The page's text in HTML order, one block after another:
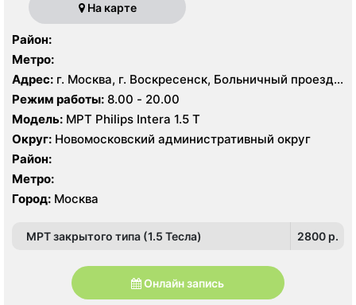
На карте
Район:
Метро:
Адрес: г. Москва, г. Воскресенск, Больничный проезд,
д. 1, корп. 8
Режим работы: 8.00 - 20.00
Модель: МРТ Philips Intera 1.5 T
Округ: Новомосковский административный округ
Район:
Метро:
Город: Москва
МРТ закрытого типа (1.5 Тесла) 2800 p.
Онлайн запись